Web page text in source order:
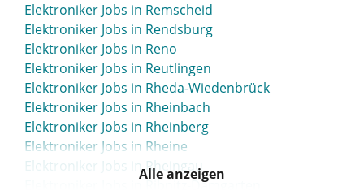
Elektroniker Jobs in Remscheid
Elektroniker Jobs in Rendsburg
Elektroniker Jobs in Reno
Elektroniker Jobs in Reutlingen
Elektroniker Jobs in Rheda-Wiedenbrück
Elektroniker Jobs in Rheinbach
Elektroniker Jobs in Rheinberg
Elektroniker Jobs in Rheine
Elektroniker Jobs in Rheingau
Elektroniker Jobs in Ribnitz-Damgarten
Alle anzeigen